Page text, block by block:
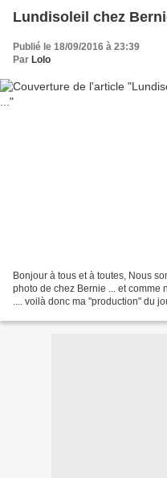
Lundisoleil chez
Publié le 18/09/2016 à 23:39
Par Lolo
Bonjour à tous et à toutes, Nous
photo de chez Bernie ... et comme
.... voilà donc ma "production" du